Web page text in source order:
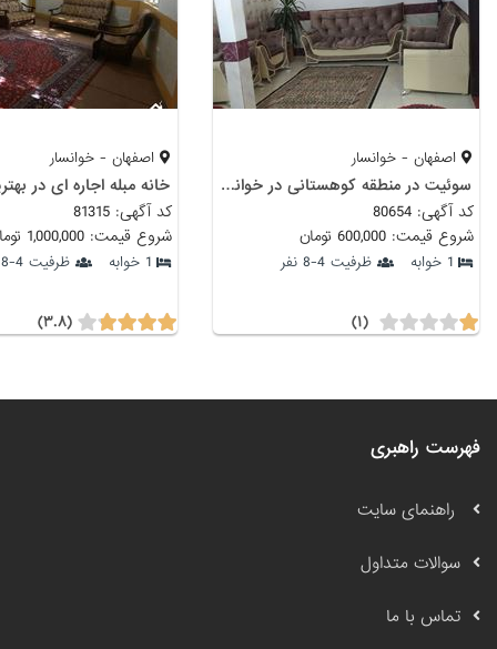
اصفهان - خوانسار
سوئیت در منطقه کوهستانی در خوانسار
کد آگهی: 80654
شروع قیمت: 600,000 تومان
1 خوابه ظرفیت 4-8 نفر
(۱)
اصفهان - خوانسار
کد آگهی: 81315
شروع قیمت: 1,000,000 تومان
1 خوابه ظرفیت 4-8 نفر
(۳.۸)
فهرست راهبری
راهنمای سایت
سوالات متداول
تماس با ما